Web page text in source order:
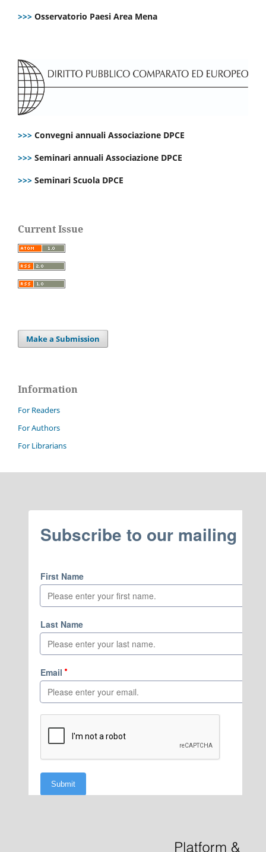
>>> Osservatorio Paesi Area Mena
>>> Convegni annuali Associazione DPCE
>>> Seminari annuali Associazione DPCE
>>> Seminari Scuola DPCE
Current Issue
Make a Submission
Information
For Readers
For Authors
For Librarians